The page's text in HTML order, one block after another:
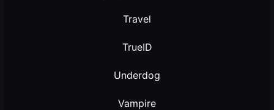
Travel
TrueID
Underdog
Vampire